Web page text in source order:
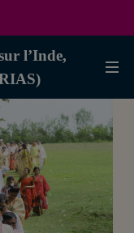
l’Inde,